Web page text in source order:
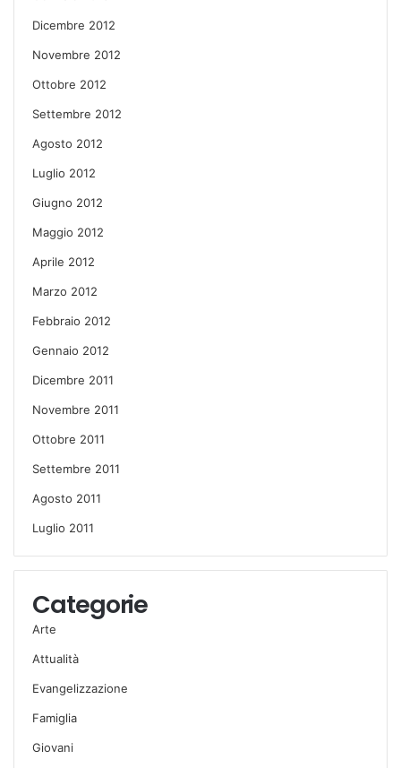
Dicembre 2012
Novembre 2012
Ottobre 2012
Settembre 2012
Agosto 2012
Luglio 2012
Giugno 2012
Maggio 2012
Aprile 2012
Marzo 2012
Febbraio 2012
Gennaio 2012
Dicembre 2011
Novembre 2011
Ottobre 2011
Settembre 2011
Agosto 2011
Luglio 2011
Categorie
Arte
Attualità
Evangelizzazione
Famiglia
Giovani